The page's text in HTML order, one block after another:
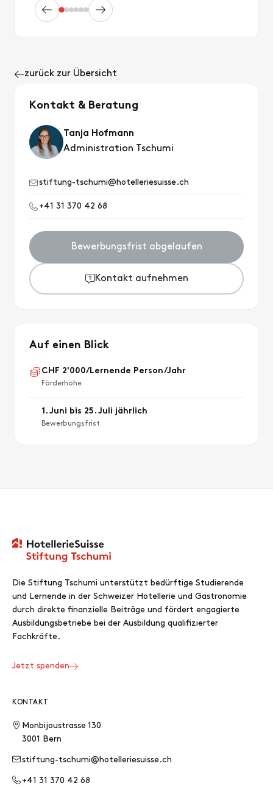
zurück zur Übersicht
Kontakt & Beratung
Tanja Hofmann
Administration Tschumi
stiftung-tschumi@hotelleriesuisse.ch
+41 31 370 42 68
Bewerbungsfrist abgelaufen
Kontakt aufnehmen
Auf einen Blick
CHF 2'000/Lernende Person/Jahr
Förderhöhe
1. Juni bis 25. Juli jährlich
Bewerbungsfrist
Die Stiftung Tschumi unterstützt bedürftige Studierende
und Lernende in der Schweizer Hotellerie und Gastronomie
durch direkte finanzielle Beiträge und fördert engagierte
Ausbildungsbetriebe bei der Ausbildung qualifizierter
Fachkräfte.
Jetzt spenden
KONTAKT
Monbijoustrasse 130
3001 Bern
stiftung-tschumi@hotelleriesuisse.ch
+41 31 370 42 68